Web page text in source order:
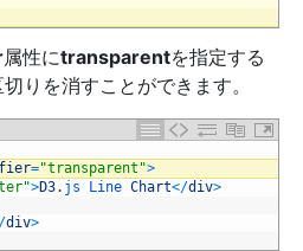
属性にtransparentを指定する
りを消すことができます。
="transparent">
>D3. js Line Chart</div>
/div>